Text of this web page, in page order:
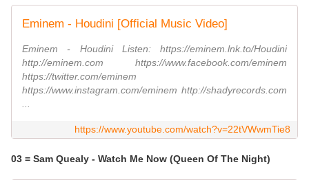
Eminem - Houdini [Official Music Video]
Eminem - Houdini Listen: https://eminem.lnk.to/Houdini
http://eminem.com https://www.facebook.com/eminem
https://twitter.com/eminem
https://www.instagram.com/eminem http://shadyrecords.com
https://www.youtube.com/watch?v=22tVWwmTie8
03 = Sam Quealy - Watch Me Now (Queen Of The Night)